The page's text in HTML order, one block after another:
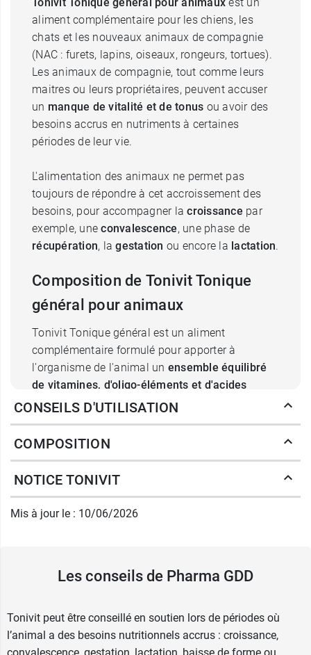
aliment complémentaire pour les chiens, les
chats et les nouveaux animaux de compagnie
(NAC : furets, lapins, oiseaux, rongeurs, tortues).
Les animaux de compagnie, tout comme leurs
maitres ou leurs propriétaires, peuvent accuser
un manque de vitalité et de tonus ou avoir des
besoins accrus en nutriments à certaines
périodes de leur vie.
L'alimentation des animaux ne permet pas
toujours de répondre à cet accroissement des
besoins, pour accompagner lacroissance par
exemple, uneconvalescence, une phase de
récupération, lagestation ou encore la lactation.
Composition de Tonivit Tonique
général pour animaux
Tonivit Tonique général est un aliment
complémentaire formulé pour apporter à
l'organisme de l'animal un ensemble équilibré
de vitamines, d'oligo-éléments et d'acides
aminés essentiels.L'ensemble de ces
sa forme et contribuer à son tonus au quotidien.
11 vitamines :
Vitamine C
Niacinamide (Vitamine B3)
Vitamine B6
Vitamine B12
Vitamine D3
CONSEILS D'UTILISATION
COMPOSITION
NOTICE TONIVIT
Mis à jour le : 10/06/2026
Les conseils de Pharma GDD
Tonivit peut être conseillé en soutien lors de périodes où
l’animal a des besoins nutritionnels accrus : croissance,